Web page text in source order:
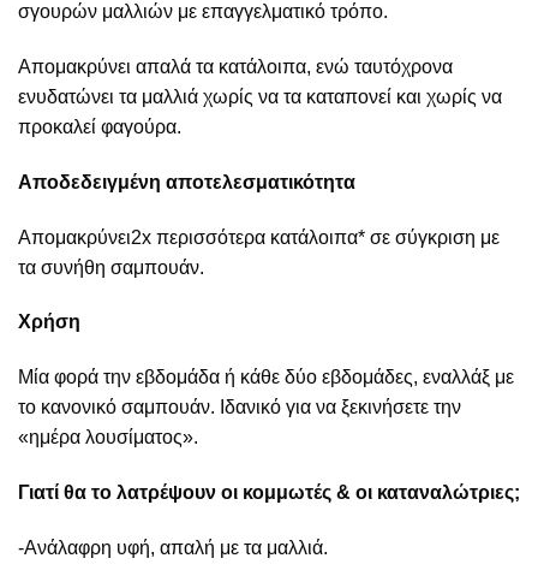
σγουρών μαλλιών με επαγγελματικό τρόπο.
Απομακρύνει απαλά τα κατάλοιπα, ενώ ταυτόχρονα
ενυδατώνει τα μαλλιά χωρίς να τα καταπονεί και χωρίς να
προκαλεί φαγούρα.
Αποδεδειγμένη αποτελεσματικότητα
Απομακρύνει2x περισσότερα κατάλοιπα* σε σύγκριση με
τα συνήθη σαμπουάν.
Χρήση
Μία φορά την εβδομάδα ή κάθε δύο εβδομάδες, εναλλάξ με
το κανονικό σαμπουάν. Ιδανικό για να ξεκινήσετε την
«ημέρα λουσίματος».
Γιατί θα το λατρέψουν οι κομμωτές & οι καταναλώτριες;
-Ανάλαφρη υφή, απαλή με τα μαλλιά.